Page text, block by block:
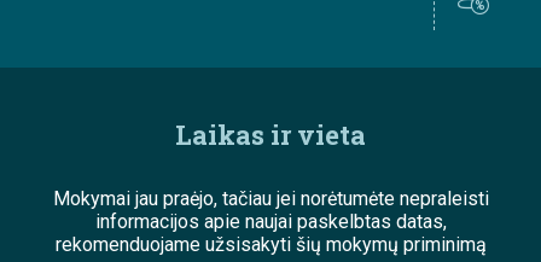
Laikas ir vieta
Mokymai jau praėjo, tačiau jei norėtumėte nepraleisti
informacijos apie naujai paskelbtas datas,
rekomenduojame užsisakyti šių mokymų priminimą